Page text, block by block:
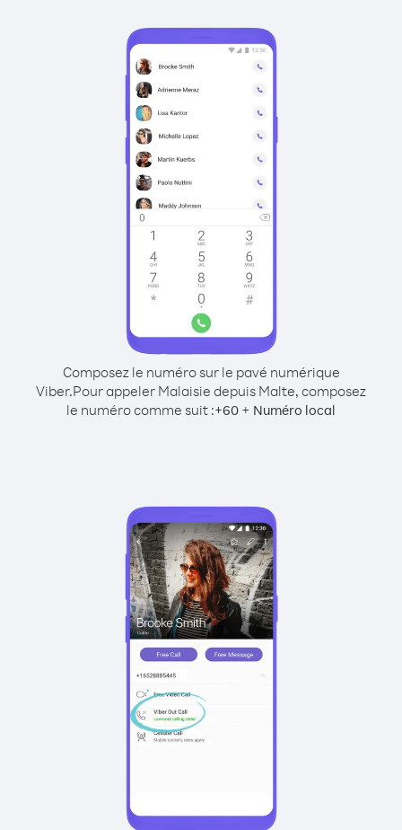
Composez le numéro sur le pavé numérique
Viber.Pour appeler Malaisie depuis Malte, composez
le numéro comme suit :+60 + Numéro local